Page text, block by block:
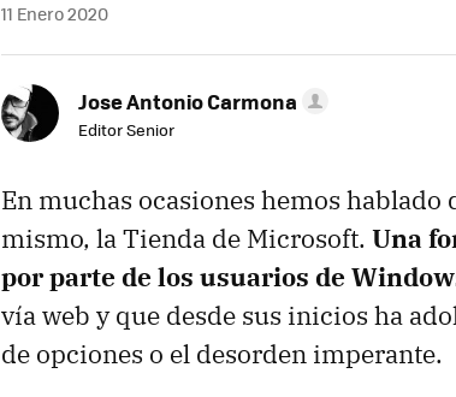
11 Enero 2020
Jose Antonio Carmona
Editor Senior
En muchas ocasiones hemos hablado
mismo, la Tienda de Microsoft. Una
por parte de los usuarios de
vía web y que desde sus inicios ha
de opciones o el desorden imperante.